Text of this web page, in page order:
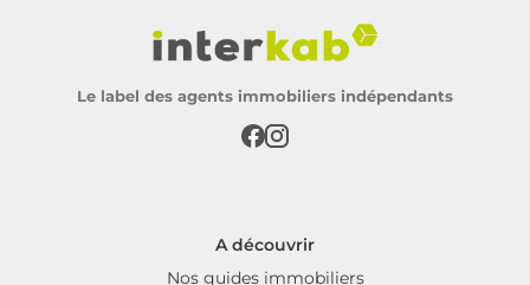
Le label des agents immobiliers indépendants
A découvrir
Nos guides immobiliers